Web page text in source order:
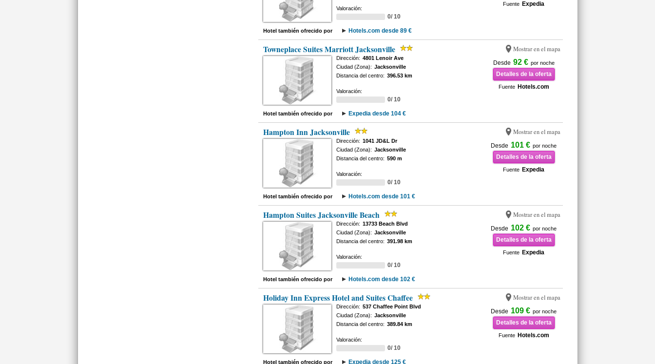
Fuente Expedia
Valoración:
0/ 10
Hotel también ofrecido por Hotels.com desde 89 €
Towneplace Suites Marriott Jacksonville Mostrar en el mapa
Desde 92 € por noche
Detalles de la oferta
Fuente Hotels.com
Dirección: 4801 Lenoir Ave
Ciudad (Zona): Jacksonville
Distancia del centro: 396.53 km
Valoración:
0/ 10
Hotel también ofrecido por Expedia desde 104 €
Hampton Inn Jacksonville Mostrar en el mapa
Desde 101 € por noche
Detalles de la oferta
Fuente Expedia
Dirección: 1041 JD&L Dr
Ciudad (Zona): Jacksonville
Distancia del centro: 590 m
Valoración:
0/ 10
Hotel también ofrecido por Hotels.com desde 101 €
Hampton Suites Jacksonville Beach Mostrar en el mapa
Desde 102 € por noche
Detalles de la oferta
Fuente Expedia
Dirección: 13733 Beach Blvd
Ciudad (Zona): Jacksonville
Distancia del centro: 391.98 km
Valoración:
0/ 10
Hotel también ofrecido por Hotels.com desde 102 €
Holiday Inn Express Hotel and Suites Chaffee Mostrar en el mapa
Desde 109 € por noche
Detalles de la oferta
Fuente Hotels.com
Dirección: 537 Chaffee Point Blvd
Ciudad (Zona): Jacksonville
Distancia del centro: 389.84 km
Valoración:
0/ 10
Hotel también ofrecido por Expedia desde 125 €